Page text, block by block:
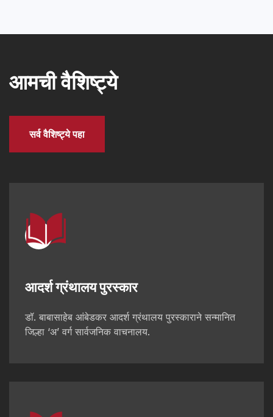
आमची वैशिष्ट्ये
सर्व वैशिष्ट्ये पहा
आदर्श ग्रंथालय पुरस्कार
डॉ. बाबासाहेब आंबेडकर आदर्श ग्रंथालय पुरस्काराने सन्मानित
जिल्हा ‘अ’ वर्ग सार्वजनिक वाचनालय.